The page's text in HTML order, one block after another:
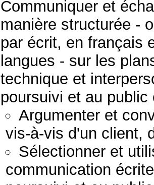
Communiquer et
manière structurée -
par écrit, en français
langues - sur les
technique et
poursuivi et au public
Argumenter et
vis-à-vis d'un client,
Sélectionner et
communication